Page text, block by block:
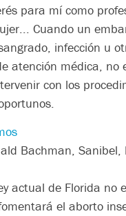
para mí como
Cuando un
infección u
atención médica, no
con los
Bachman, Sanibel,
actual de Florida no
el aborto